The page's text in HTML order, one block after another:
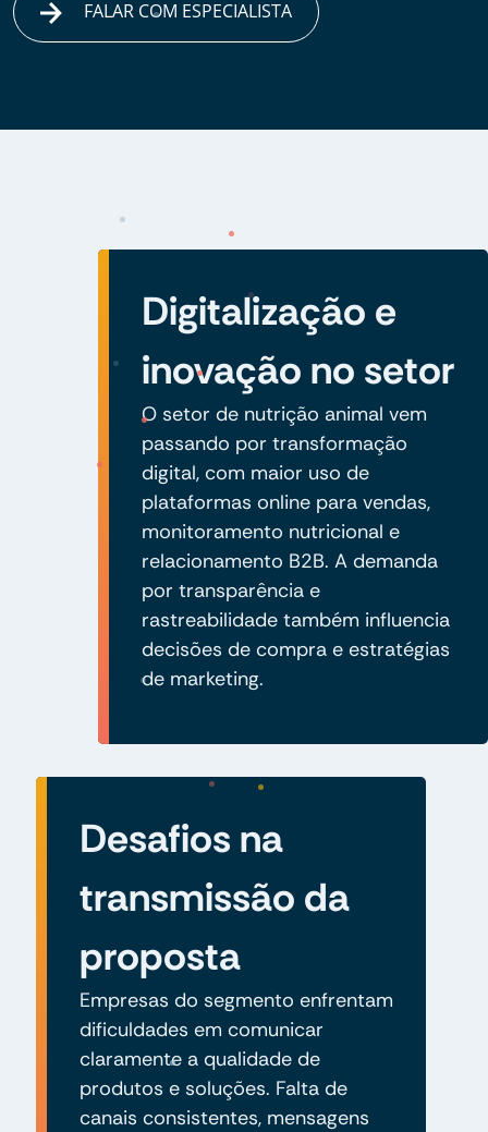
FALAR COM ESPECIALISTA
Digitalização e
inovação no setor
O setor de nutrição animal vem
passando por transformação
digital, com maior uso de
plataformas online para vendas,
monitoramento nutricional e
relacionamento B2B. A demanda
por transparência e
rastreabilidade também influencia
decisões de compra e estratégias
de marketing.
Desafios na
transmissão da
proposta
Empresas do segmento enfrentam
dificuldades em comunicar
claramente a qualidade de
produtos e soluções. Falta de
canais consistentes, mensagens